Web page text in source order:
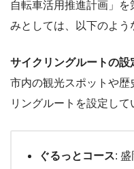
自転車活用推進計画」
みとしては、以下のよう
サイクリングルートの設
市内の観光スポットや歴
リングルートを設定して
ぐるっとコース: